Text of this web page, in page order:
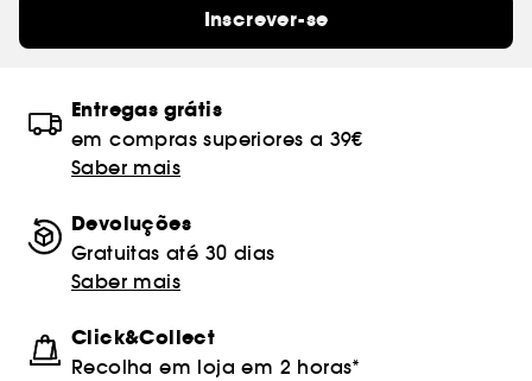
Inscrever-se
Entregas grátis
em compras superiores a 39€
Saber mais
Devoluções
Gratuitas até 30 dias
Saber mais
Click&Collect
Recolha em loja em 2 horas*